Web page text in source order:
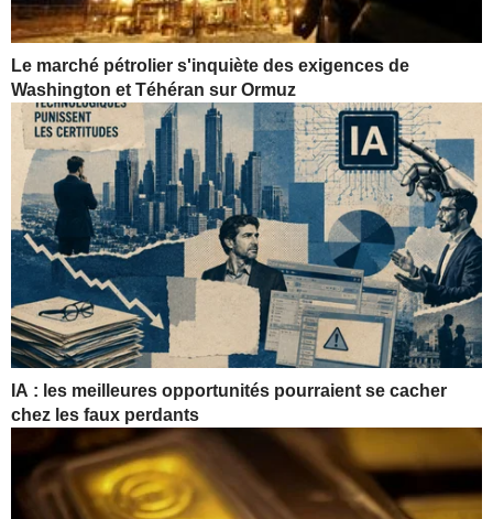
Le marché pétrolier s'inquiète des exigences de
Washington et Téhéran sur Ormuz
IA : les meilleures opportunités pourraient se cacher
chez les faux perdants